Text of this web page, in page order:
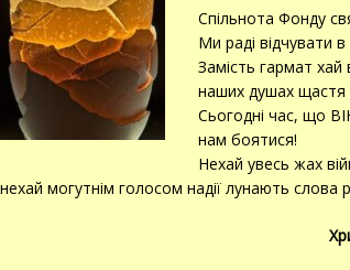
Спільнота Фонду
Ми раді відчувати
Замість гармат
наших душах щастя
Сьогодні час, що
нам боятися!
Нехай увесь жах
нехай могутнім голосом надії лунають слова